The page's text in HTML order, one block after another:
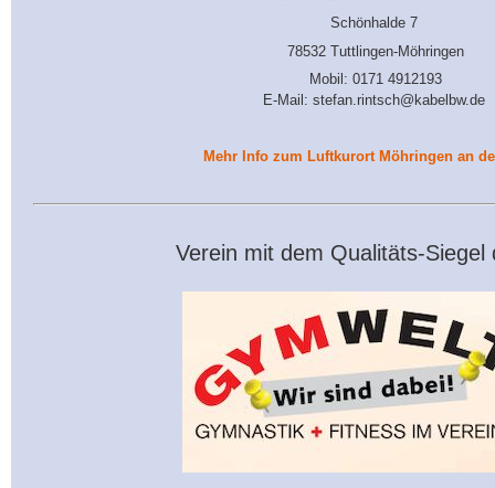
Schönhalde 7
78532 Tuttlingen-Möhringen
Mobil: 0171 4912193
E-Mail: stefan.rintsch@kabelbw.de
Mehr Info zum Luftkurort Möhringen an
Verein mit dem Qualitäts-Siegel